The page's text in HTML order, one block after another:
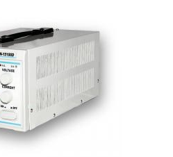
100 mA
± 1 %
± 1 %